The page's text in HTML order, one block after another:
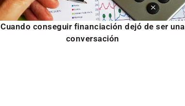
Cuando conseguir financiación dejó de ser una
conversación